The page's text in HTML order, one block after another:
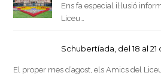
Ens fa especial il·lusió
Liceu…
Schubertíada, del 18 al 21
El proper mes d’agost, els Amics del